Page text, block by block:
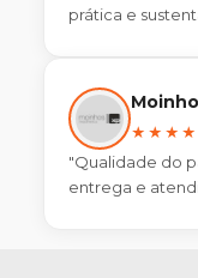
prática e
"Qualidade do
entrega e